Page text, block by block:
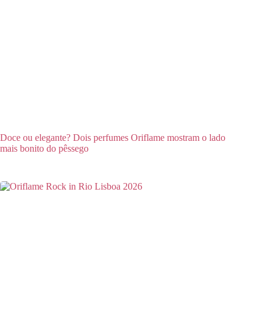
Doce ou elegante? Dois perfumes Oriflame mostram o lado
mais bonito do pêssego